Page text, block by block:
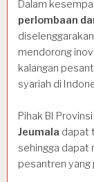
Dalam
perlombaan
mendorong
kalangan
syariah di
Pihak BI
Jeumala dapat
sehingga dapat
pesantren yang